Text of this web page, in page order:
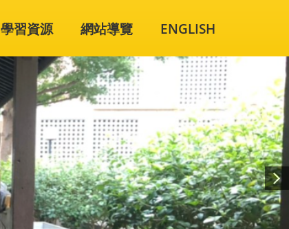
學習資源 網站導覽 ENGLISH